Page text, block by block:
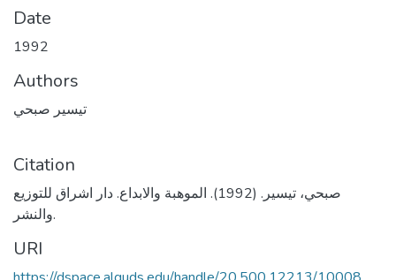
Date
1992
Authors
تيسير صبحي
Citation
صبحي، تيسير. (1992). الموهبة والابداع. دار اشراق للتوزيع
والنشر.
URI